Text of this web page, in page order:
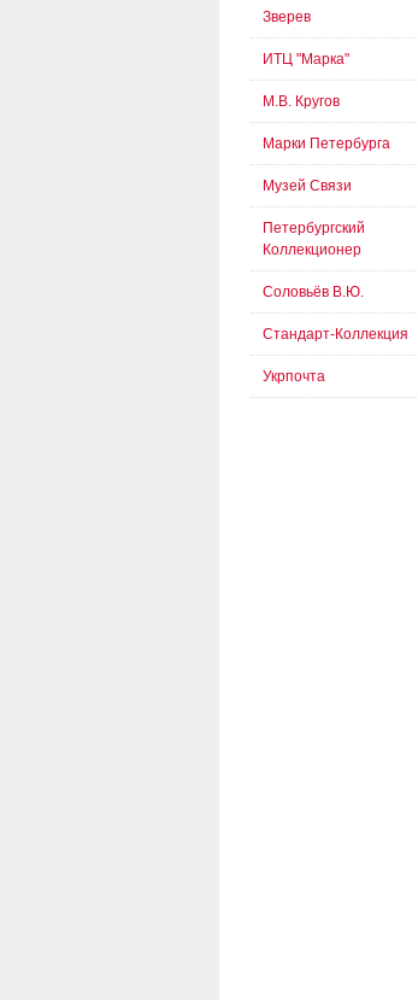
Зверев
ИТЦ "Марка"
М.В. Кругов
Марки Петербурга
Музей Связи
Петербургский
Коллекционер
Соловьёв В.Ю.
Стандарт-Коллекция
Укрпочта